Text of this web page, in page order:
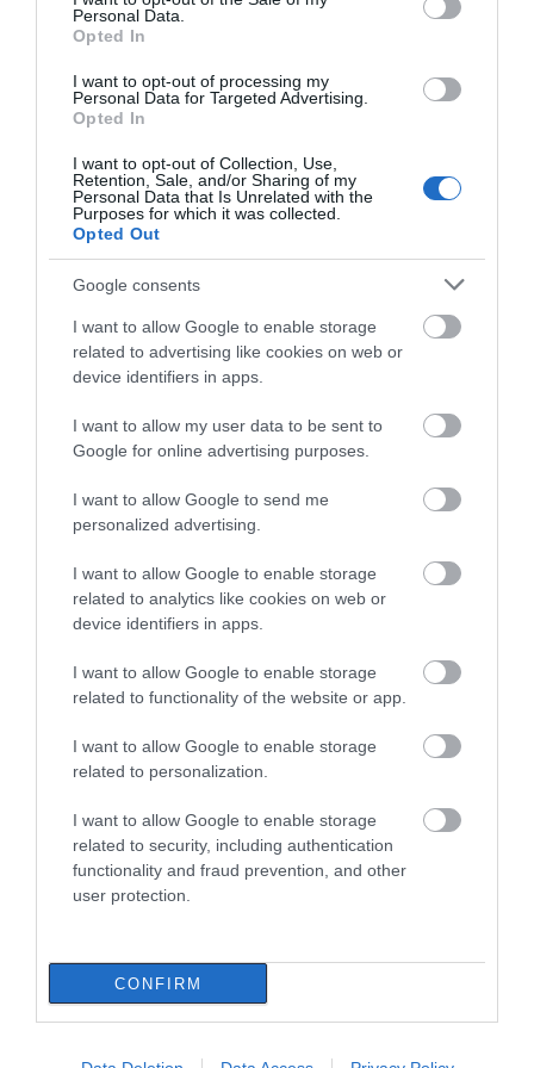
Personal Data.
Opted In
I want to opt-out of processing my
Personal Data for Targeted Advertising.
Opted In
I want to opt-out of Collection, Use,
Retention, Sale, and/or Sharing of my
Personal Data that Is Unrelated with the
Purposes for which it was collected.
Opted Out
Google consents
I want to allow Google to enable storage
related to advertising like cookies on web or
device identifiers in apps.
I want to allow my user data to be sent to
Google for online advertising purposes.
I want to allow Google to send me
personalized advertising.
I want to allow Google to enable storage
related to analytics like cookies on web or
device identifiers in apps.
I want to allow Google to enable storage
related to functionality of the website or app.
I want to allow Google to enable storage
related to personalization.
I want to allow Google to enable storage
related to security, including authentication
functionality and fraud prevention, and other
user protection.
CONFIRM
για τρακτέρ που δεν παρέλαβε
07.08.2026 | 21:20
Τραγωδία στην Εύβοια: Άνδρας
ανασύρθηκε χωρίς τις αισθήσεις
του από τη θάλασσα
07.08.2026 | 20:57
Ανακοινώθηκαν νέες προσλήψεις
σε δήμο της Εύβοιας: Δείτε εδώ
Ποιοι και γιατί θα πάρουν
διπλάσια σύνταξη τον Αύγουστο
για τις φωτιές
07.08.2026 | 20:00
Μητέρα και γιος οι νεκροί από τη
σύγκρουση αυτοκινήτου με
07.08.2026 | 19:40
τελευταίο «αντίο» στον 36χρονο
επιχειρηματία
Νέο επίδομα 600 ευρώ για
σπουδαστές: Οι δικαιούχοι
07.08.2026 | 19:00
Αυτός ο δήμος της Εύβοιας πάει
στα δικαστήρια για τις
ανεμογεννήτριες
Όλες οι τελευταίες ειδήσεις
ΠΕΡΙΣΣΟΤΕΡΑ ΑΠΟ ΚΟΙΝΩΝΙΑ
Νέο τροχαίο με υλικές